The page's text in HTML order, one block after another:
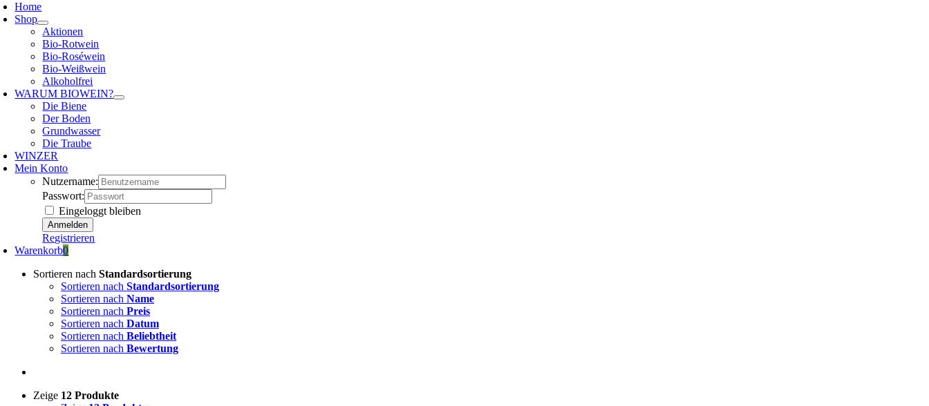
Home
Shop
Aktionen
Bio-Rotwein
Bio-Roséwein
Bio-Weißwein
Alkoholfrei
WARUM BIOWEIN?
Die Biene
Der Boden
Grundwasser
Die Traube
WINZER
Mein Konto
Nutzername:
Passwort:
Eingeloggt bleiben
Registrieren
Warenkorb0
Sortieren nach Standardsortierung
Sortieren nach Standardsortierung
Sortieren nach Name
Sortieren nach Preis
Sortieren nach Datum
Sortieren nach Beliebtheit
Sortieren nach Bewertung
Zeige 12 Produkte